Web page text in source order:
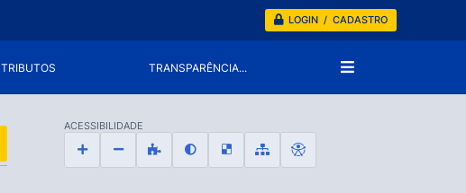
LOGIN / CADASTRO
TRIBUTOS TRANSPARÊNCIA...
ACESSIBILIDADE